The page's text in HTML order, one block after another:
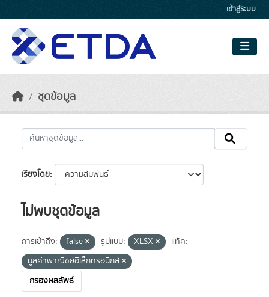
เข้าสู่ระบบ
ชุดข้อมูล
เรียงโดย
ไม่พบชุดข้อมูล
การเข้าถึง: false รูปแบบ: XLSX
แท็ค:
มูลค่าพาณิชย์อิเล็กทรอนิกส์
กรองผลลัพธ์